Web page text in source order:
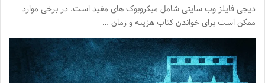
دیجی فایلز وب سایتی شامل میکروبوک های مفید است. در برخی موارد
ممکن است برای خواندن کتاب هزینه و زمان …